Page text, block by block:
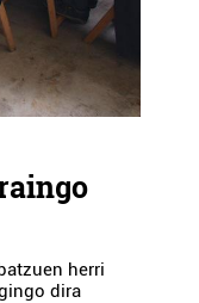
herri
dira